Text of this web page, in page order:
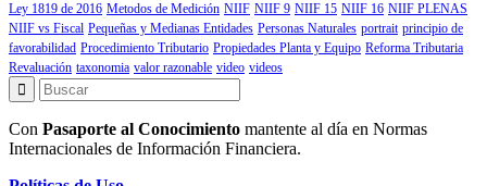
Ley 1819 de 2016 Metodos de Medición NIIF NIIF 9 NIIF 15 NIIF 16 NIIF PLENAS
NIIF vs Fiscal Pequeñas y Medianas Entidades Personas Naturales portrait principio de
favorabilidad Procedimiento Tributario Propiedades Planta y Equipo Reforma Tributaria
Revaluación taxonomia valor razonable video videos
Con Pasaporte al Conocimiento mantente al día en Normas
Internacionales de Información Financiera.